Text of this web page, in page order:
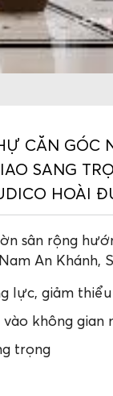
CĂN GÓC
SANG
HOÀI
sân rộng
An Khánh,
lực, giảm thiểu
không gian
trọng